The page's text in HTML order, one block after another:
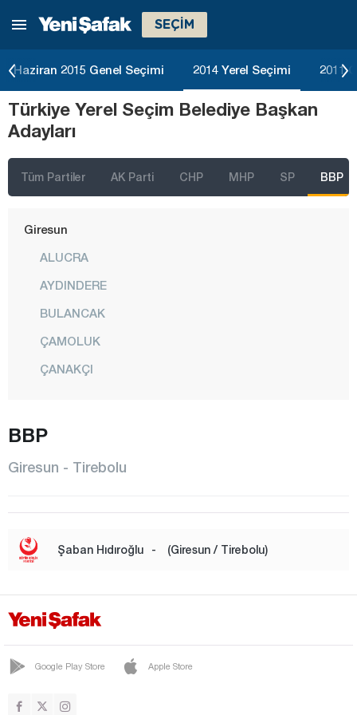
SEÇİM
Haziran 2015 Genel Seçimi 2014 Yerel Seçimi 2011
Türkiye Yerel Seçim Belediye Başkan
Adayları
Tüm Partiler AK Parti CHP MHP SP BBP
Düzce
Erzincan
Erzurum
Gaziantep
Giresun
ALUCRA
AYDINDERE
BULANCAK
ÇAMOLUK
ÇANAKÇI
GÜCE
KEŞAP
KOVANLIK
MERKEZ
ÖREN
BBP
Giresun - Tirebolu
Şaban Hıdıroğlu - (Giresun / Tirebolu)
Google Play Store Apple Store